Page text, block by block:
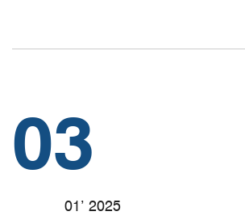
03
01’ 2025